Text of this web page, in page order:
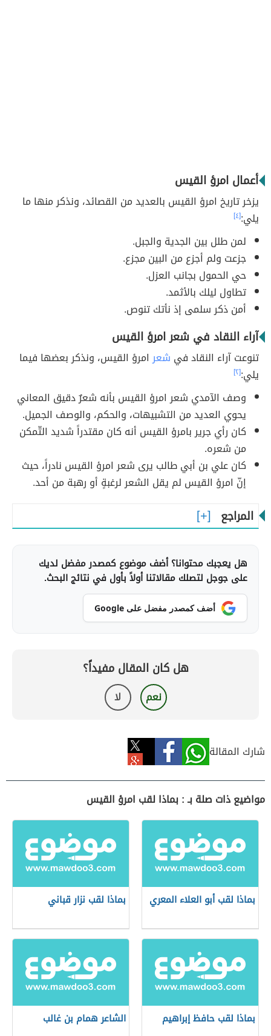
أعمال امرؤ القيس
يزخر تاريخ امرؤ القيس بالعديد من القصائد، ونذكر منها ما
يلي:[٤]
لمن طلل بين الجدية والجبل.
جزعت ولم أجزع من البين مجزع.
حي الحمول بجانب العزل.
تطاول ليلك بالأثمد.
أمن ذكر سلمى إذ نأتك تنوص.
آراء النقاد في شعر امرؤ القيس
تنوعت آراء النقاد في شعرامرؤ القيس، ونذكر بعضها فيما
يلي:[٢]
وصف الآمدي شعر امرؤ القيس بأنه شعرٌ دقيق المعاني
يحوي العديد من التشبيهات، والحكم، والوصف الجميل.
كان رأي جرير بامرؤ القيس أنه كان مقتدراً شديد التّمكن
من شعره.
كان علي بن أبي طالب يرى شعر امرؤ القيس نادراً، حيث
إنّ امرؤ القيس لم يقل الشعر لرغبةٍ أو رهبة من أحد.
المراجع
هل يعجبك محتوانا؟ أضف موضوع كمصدر مفضل لديك
على جوجل لتصلك مقالاتنا أولاً بأول في نتائج البحث.
أضف كمصدر مفضل على Google
هل كان المقال مفيداً؟
نعم لا
شارك المقالة
مواضيع ذات صلة بـ : بماذا لقب امرؤ القيس
بماذا لقب أبو العلاء المعري بماذا لقب نزار قباني
بماذا لقب حافظ إبراهيم الشاعر همام بن غالب